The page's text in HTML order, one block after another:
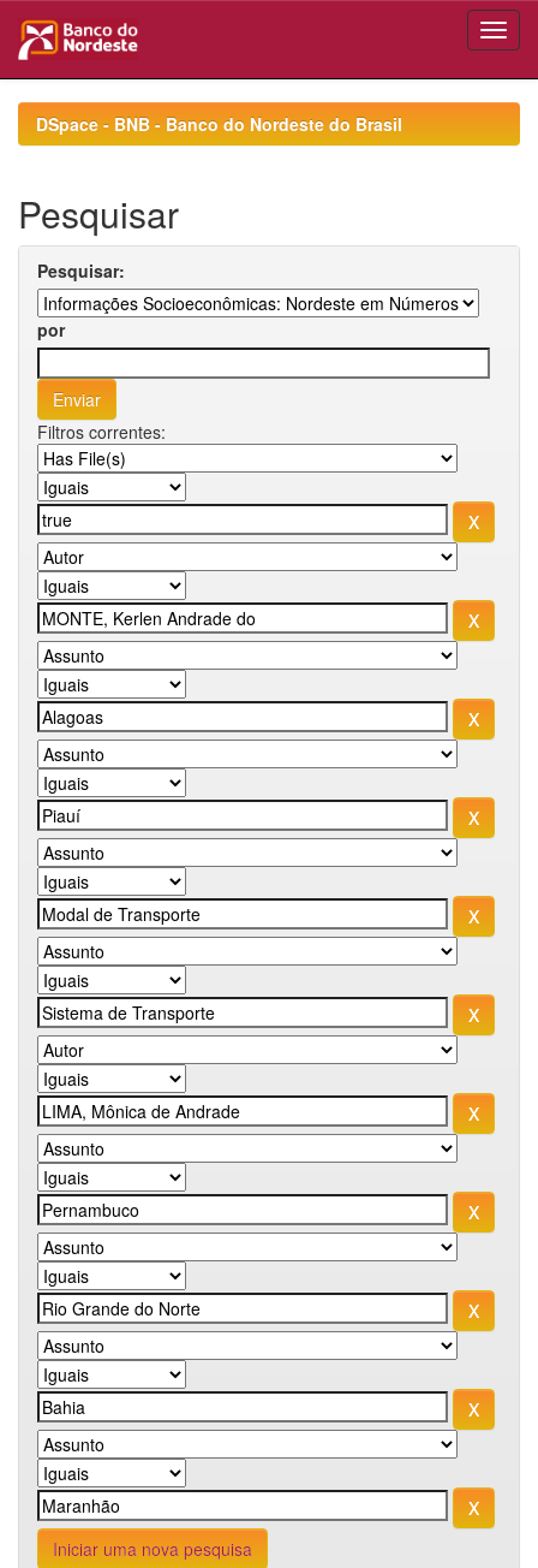
navigationDSpace - BNB - Banco do Nordeste do Brasil
Pesquisar
Pesquisar:
por
Filtros correntes:
Iniciar uma nova pesquisa